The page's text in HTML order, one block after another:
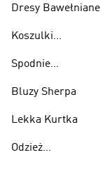
Dresy Bawełniane
Koszulki
Spodnie
Bluzy Sherpa
Lekka Kurtka
Odzież